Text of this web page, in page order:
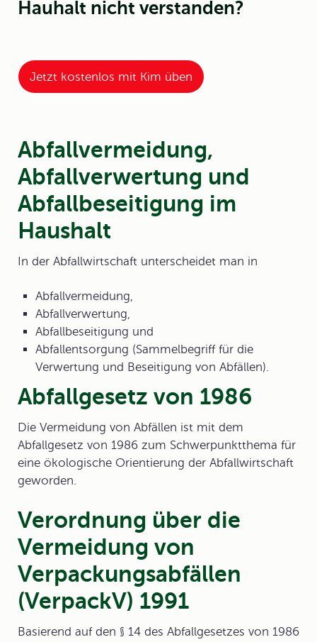
Hauhalt nicht verstanden?
Jetzt kostenlos mit Kim üben
Abfallvermeidung,
Abfallverwertung und
Abfallbeseitigung im
Haushalt
In der Abfallwirtschaft unterscheidet man in
Abfallvermeidung,
Abfallverwertung,
Abfallbeseitigung und
Abfallentsorgung (Sammelbegriff für die
Verwertung und Beseitigung von Abfällen).
Abfallgesetz von 1986
Die Vermeidung von Abfällen ist mit dem
Abfallgesetz von 1986 zum Schwerpunktthema für
eine ökologische Orientierung der Abfallwirtschaft
geworden.
Verordnung über die
Vermeidung von
Verpackungsabfällen
(VerpackV) 1991
Basierend auf den § 14 des Abfallgesetzes von 1986